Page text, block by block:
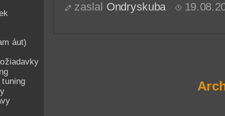
áut)
zaslal Ondryskuba